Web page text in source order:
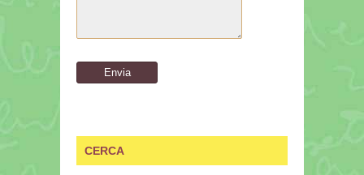
CERCA